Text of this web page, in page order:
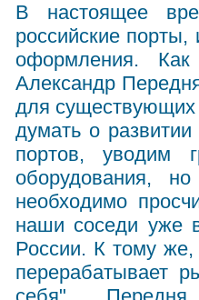
В настоящее
российские
оформления.
Александр
для существующих
думать о
портов, уводим
оборудования,
необходимо
наши соседи уже
России. К тому же,
перерабатывает